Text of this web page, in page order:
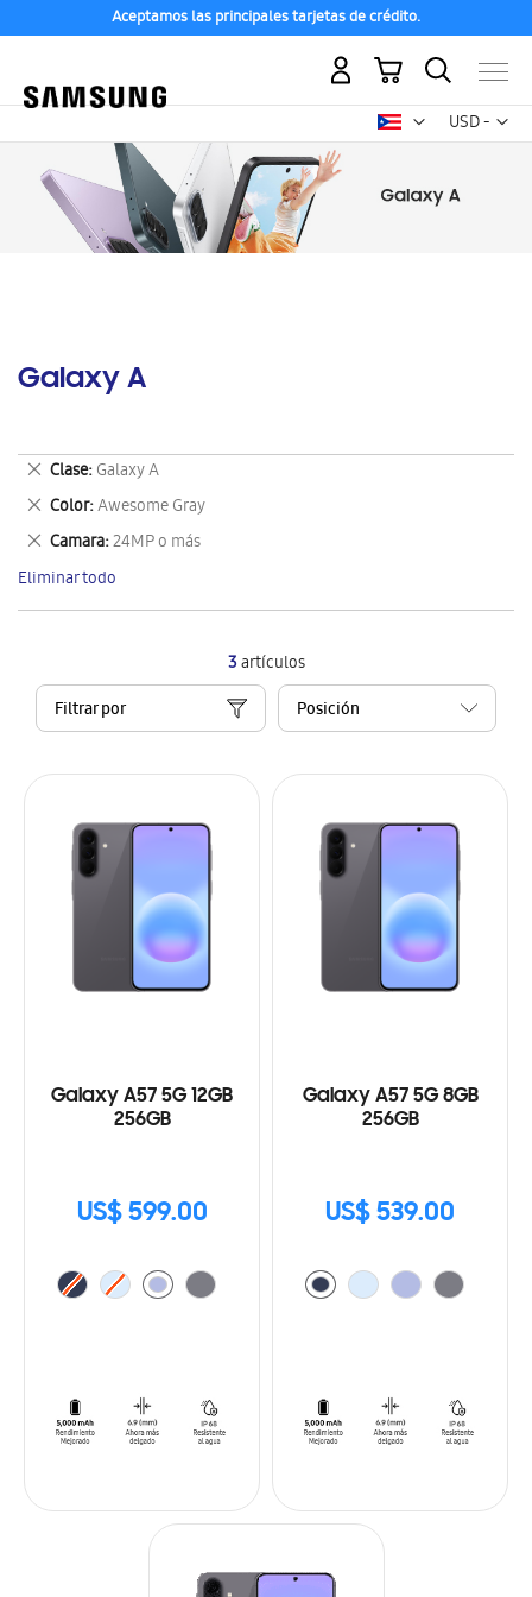
Aceptamos las principales tarjetas de crédito.
USD -
dólar
Mi carrito
Galaxy A
3artículos
Filtrar por
Galaxy A57 5G 12GB
256GB
US$ 599.00
Galaxy A57 5G 8GB
256GB
US$ 539.00
Clase Galaxy A
Eliminar
este
artículo
Color Awesome Gray
Eliminar
este
artículo
Camara 24MP o más
Eliminar
este
artículo
Eliminar todo